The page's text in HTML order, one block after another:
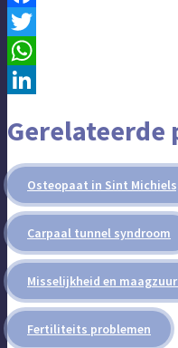
Gerelateerde
Osteopaat in Sint
Carpaal tunnel syndroom
Misselijkheid en
Fertiliteits problemen
Facebook
Twitter
WhatsApp